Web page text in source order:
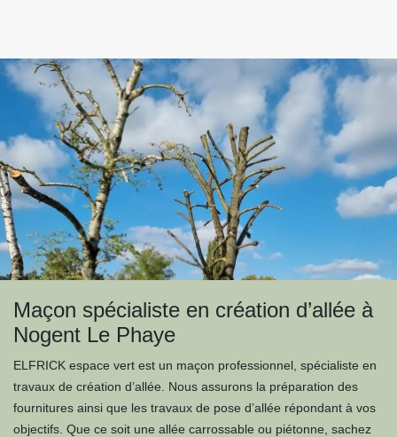
Maçon spécialiste en création d’allée à
Nogent Le Phaye
ELFRICK espace vert est un maçon professionnel, spécialiste en
travaux de création d’allée. Nous assurons la préparation des
fournitures ainsi que les travaux de pose d’allée répondant à vos
objectifs. Que ce soit une allée carrossable ou piétonne, sachez